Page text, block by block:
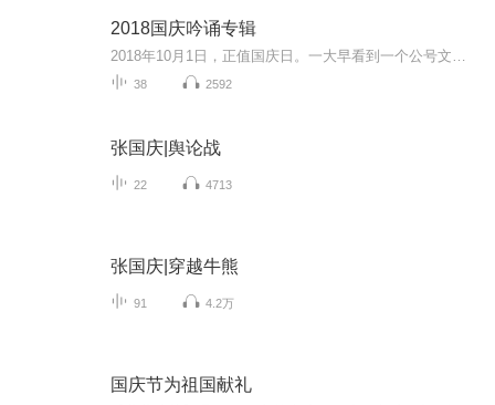
2018国庆吟诵专辑
38 2592
张国庆|舆论战
22 4713
张国庆|穿越牛熊
91 4.2万
国庆节为祖国献礼